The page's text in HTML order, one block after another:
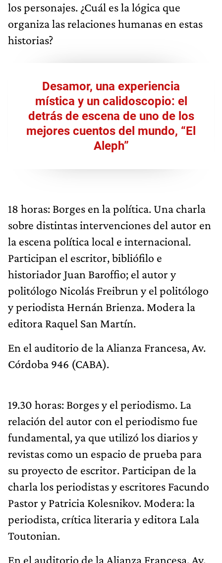
los personajes. ¿Cuál es la lógica que
organiza las relaciones humanas en estas
historias?
Desamor, una experiencia
mística y un calidoscopio: el
detrás de escena de uno de los
mejores cuentos del mundo, “El
Aleph”
18 horas: Borges en la política. Una charla
sobre distintas intervenciones del autor en
la escena política local e internacional.
Participan el escritor, bibliófilo e
historiador Juan Baroffio; el autor y
politólogo Nicolás Freibrun y el politólogo
y periodista Hernán Brienza. Modera la
editora Raquel San Martín.
En el auditorio de la Alianza Francesa, Av.
Córdoba 946 (CABA).
19.30 horas: Borges y el periodismo. La
relación del autor con el periodismo fue
fundamental, ya que utilizó los diarios y
revistas como un espacio de prueba para
su proyecto de escritor. Participan de la
charla los periodistas y escritores Facundo
Pastor y Patricia Kolesnikov. Modera: la
periodista, crítica literaria y editora Lala
Toutonian.
En el auditorio de la Alianza Francesa, Av.